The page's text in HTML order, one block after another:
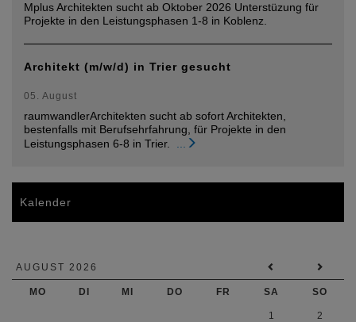
Mplus Architekten sucht ab Oktober 2026 Unterstüzung für
Projekte in den Leistungsphasen 1-8 in Koblenz.
Architekt (m/w/d) in Trier gesucht
05. August
raumwandlerArchitekten sucht ab sofort Architekten,
bestenfalls mit Berufsehrfahrung, für Projekte in den
Leistungsphasen 6-8 in Trier.
Kalender
AUGUST 2026
MO DI MI DO FR SA SO
1 2